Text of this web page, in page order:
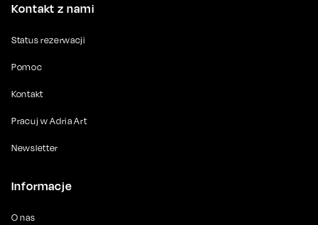
Kontakt z nami
Status rezerwacji
Pomoc
Kontakt
Pracuj w Adria Art
Newsletter
Informacje
O nas